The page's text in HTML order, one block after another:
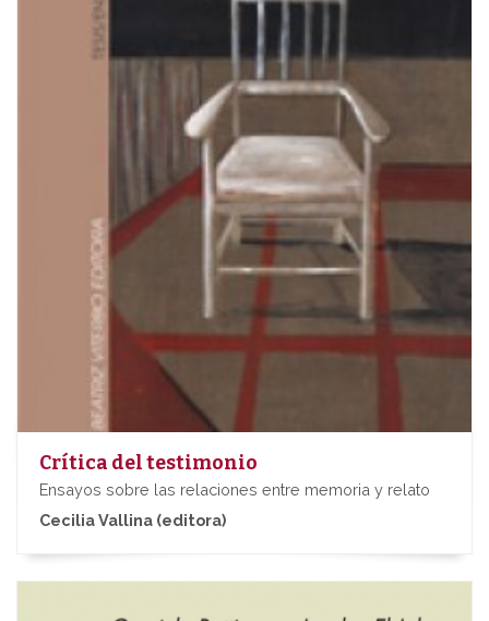
Crítica del testimonio
Ensayos sobre las relaciones entre memoria y relato
Cecilia Vallina (editora)